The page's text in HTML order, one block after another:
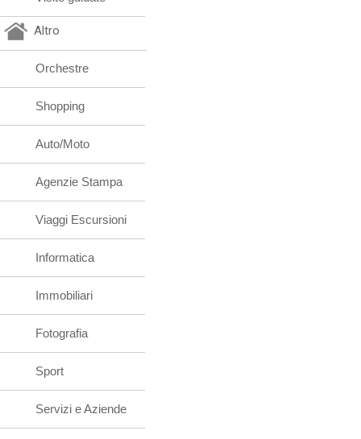
Altro
Orchestre
Shopping
Auto/Moto
Agenzie Stampa
Viaggi Escursioni
Informatica
Immobiliari
Fotografia
Sport
Servizi e Aziende